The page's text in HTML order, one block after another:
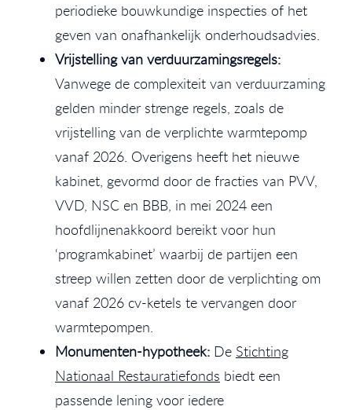
periodieke bouwkundige inspecties of het
geven van onafhankelijk onderhoudsadvies.
Vrijstelling van verduurzamingsregels:
Vanwege de complexiteit van verduurzaming
gelden minder strenge regels, zoals de
vrijstelling van de verplichte warmtepomp
vanaf 2026. Overigens heeft het nieuwe
kabinet, gevormd door de fracties van PVV,
VVD, NSC en BBB, in mei 2024 een
hoofdlijnenakkoord bereikt voor hun
‘programkabinet’ waarbij de partijen een
streep willen zetten door de verplichting om
vanaf 2026 cv-ketels te vervangen door
warmtepompen.
Monumenten-hypotheek: De Stichting
Nationaal Restauratiefonds biedt een
passende lening voor iedere